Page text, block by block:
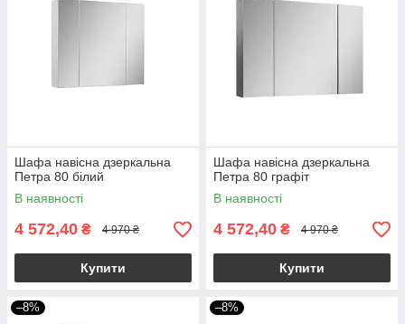
Шафа навісна дзеркальна
Петра 80 білий
В наявності
4 572,40 ₴ 4 970 ₴
Купити
Шафа навісна дзеркальна
Петра 80 графіт
В наявності
4 572,40 ₴ 4 970 ₴
Купити
–8% –8%